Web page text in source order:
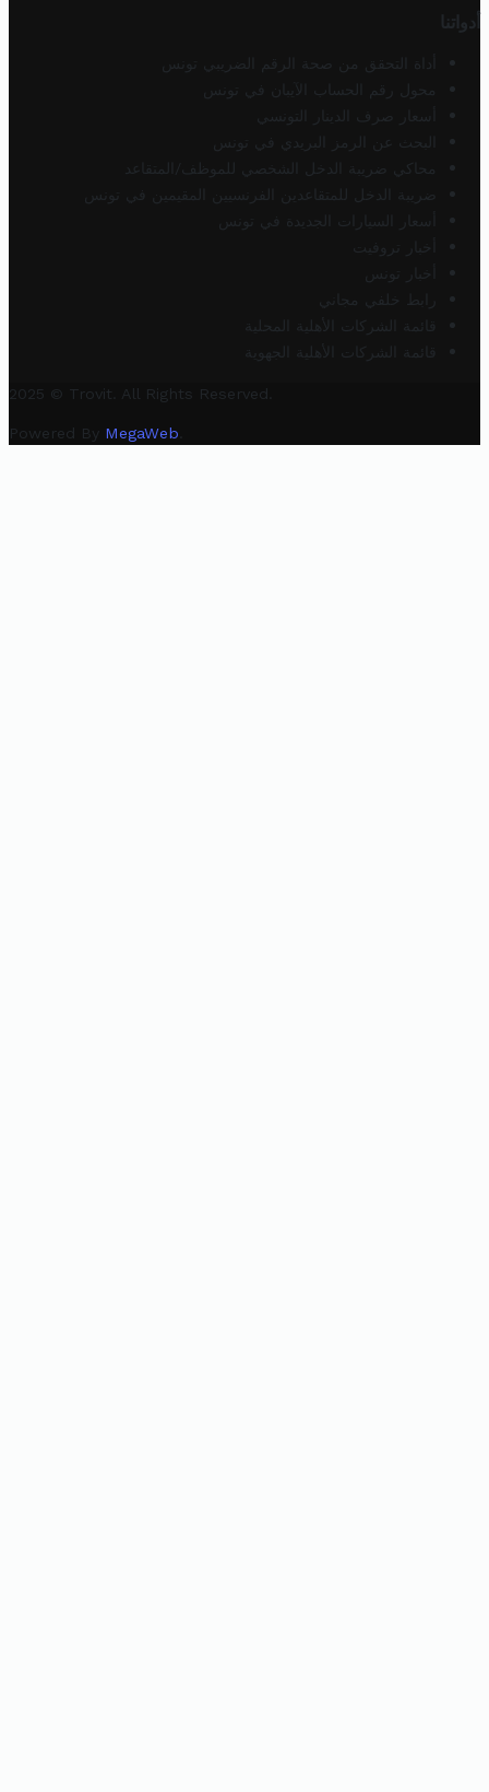
أدواتنا
أداة التحقق من صحة الرقم الضريبي تونس
محول رقم الحساب الآيبان في تونس
أسعار صرف الدينار التونسي
البحث عن الرمز البريدي في تونس
محاكي ضريبة الدخل الشخصي للموظف/المتقاعد
ضريبة الدخل للمتقاعدين الفرنسيين المقيمين في تونس
أسعار السيارات الجديدة في تونس
أخبار تروفيت
أخبار تونس
رابط خلفي مجاني
قائمة الشركات الأهلية المحلية
قائمة الشركات الأهلية الجهوية
2025 © Trovit. All Rights Reserved.
Powered By MegaWeb